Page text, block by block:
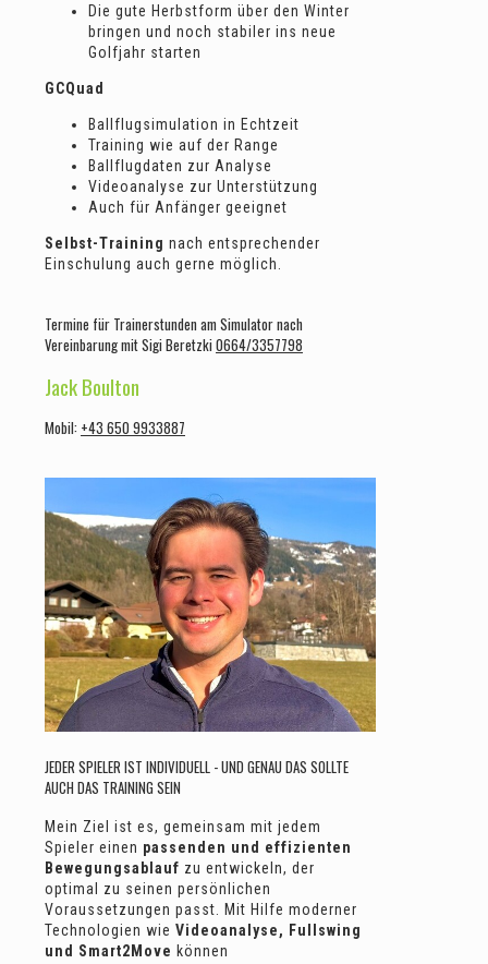
Die gute Herbstform über den Winter
bringen und noch stabiler ins neue
Golfjahr starten
GCQuad
Ballflugsimulation in Echtzeit
Training wie auf der Range
Ballflugdaten zur Analyse
Videoanalyse zur Unterstützung
Auch für Anfänger geeignet
Selbst-Training nach entsprechender
Einschulung auch gerne möglich.
Termine für Trainerstunden am Simulator nach
Vereinbarung mit Sigi Beretzki 0664/3357798
Jack Boulton
Mobil: +43 650 9933887
JEDER SPIELER IST INDIVIDUELL - UND GENAU DAS SOLLTE
AUCH DAS TRAINING SEIN
Mein Ziel ist es, gemeinsam mit jedem
Spieler einen passenden und effizienten
Bewegungsablauf zu entwickeln, der
optimal zu seinen persönlichen
Voraussetzungen passt. Mit Hilfe moderner
Technologien wie Videoanalyse, Fullswing
und Smart2Move können